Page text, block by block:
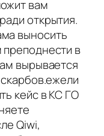
вам
открытия.
выносить
в
вырывается
кейс в КС ГО
Qiwi,